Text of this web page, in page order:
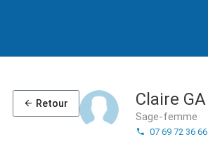
Retour Claire GA
Sage-femme
07 69 72 36 66